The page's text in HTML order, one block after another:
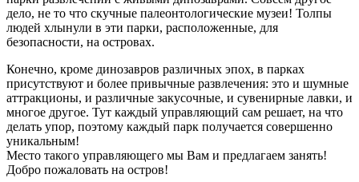
дело, не то что скучные палеонтологические музеи! Толпы
людей хлынули в эти парки, расположенные, для
безопасности, на островах.
Конечно, кроме динозавров различных эпох, в парках
присутствуют и более привычные развлечения: это и шумные
аттракционы, и различные закусочные, и сувенирные лавки, и
многое другое. Тут каждый управляющий сам решает, на что
делать упор, поэтому каждый парк получается совершенно
уникальным!
Место такого управляющего мы Вам и предлагаем занять!
Добро пожаловать на остров!